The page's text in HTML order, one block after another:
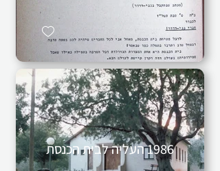
1986 העליה לבית הכנסת